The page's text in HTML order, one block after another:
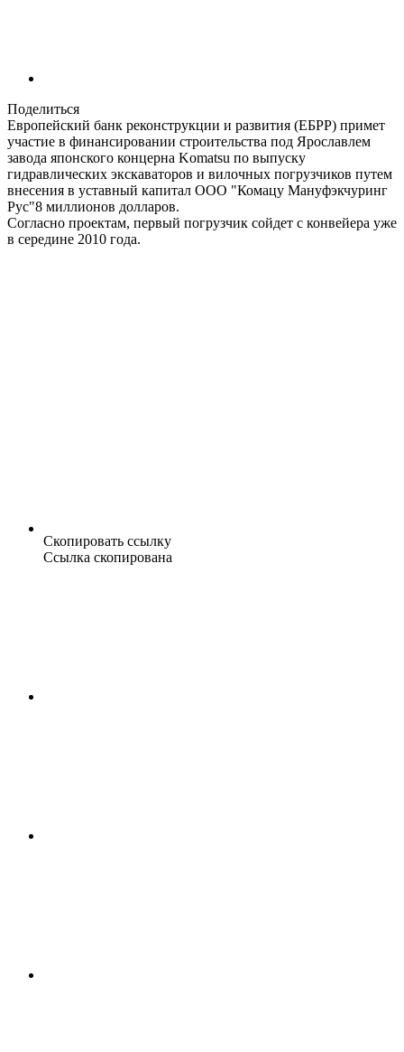
Поделиться
Европейский банк реконструкции и развития (ЕБРР) примет
участие в финансировании строительства под Ярославлем
завода японского концерна Komatsu по выпуску
гидравлических экскаваторов и вилочных погрузчиков путем
внесения в уставный капитал ООО "Комацу Мануфэкчуринг
Рус"8 миллионов долларов.
Согласно проектам, первый погрузчик сойдет с конвейера уже
в середине 2010 года.
Скопировать ссылку
Ссылка скопирована